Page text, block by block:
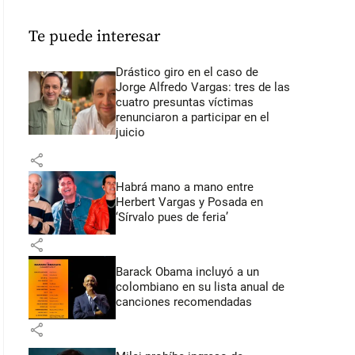
Te puede interesar
Drástico giro en el caso de
Jorge Alfredo Vargas: tres de las
cuatro presuntas víctimas
renunciaron a participar en el
juicio
share
Habrá mano a mano entre
Herbert Vargas y Posada en
‘Sírvalo pues de feria’
share
Barack Obama incluyó a un
colombiano en su lista anual de
canciones recomendadas
share